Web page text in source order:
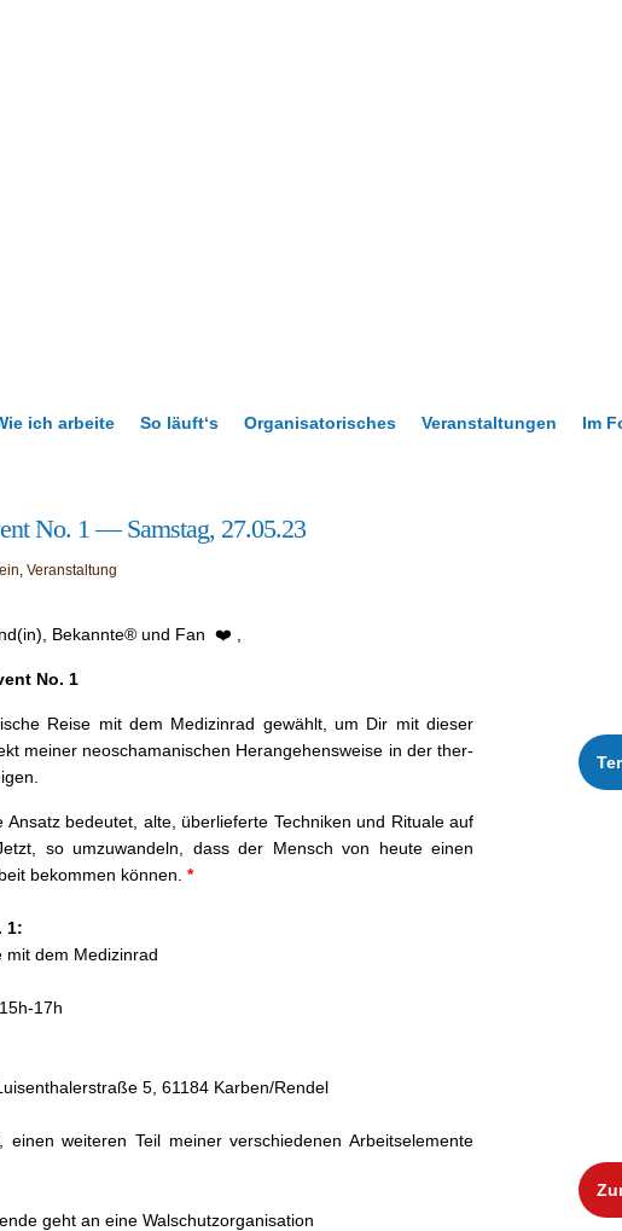
ich arbeite So läuft‘s Organisatorisches Veranstaltungen Im
No. 1 — Samstag, 27.05.23
, Veranstaltung
Bekan­nte® und Fan ❤️ ,
No. 1
Reise mit dem Medi­z­in­rad gewählt, um Dir mit dieser
mein­er neoschaman­is­chen Herange­hensweise in der ther­
Ansatz bedeutet, alte, über­lieferte Tech­niken und Rit­uale auf
so umzuwan­deln, dass der Men­sch von heute einen
bekom­men kön­nen. *
1:
mit dem Medizinrad
17h
5, 61184 Karben/Rendel
weit­eren Teil mein­er ver­schiede­nen Arbeit­se­le­mente
geht an eine Walschutzorganisation